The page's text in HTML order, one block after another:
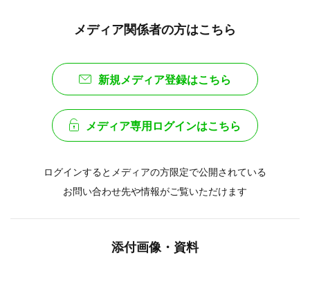
メディア関係者の方はこちら
新規メディア登録はこちら
メディア専用ログインはこちら
ログインするとメディアの方限定で公開されている
お問い合わせ先や情報がご覧いただけます
添付画像・資料